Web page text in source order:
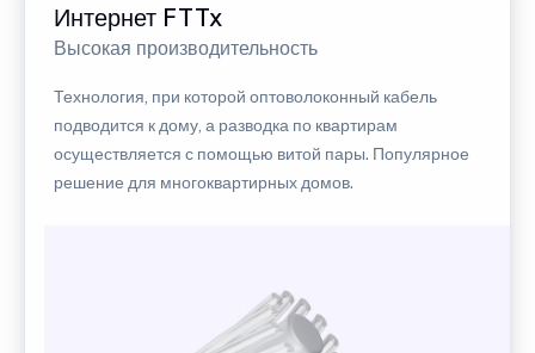
Интернет FTTx
Высокая производительность
Технология, при которой оптоволоконный кабель
подводится к дому, а разводка по квартирам
осуществляется с помощью витой пары. Популярное
решение для многоквартирных домов.